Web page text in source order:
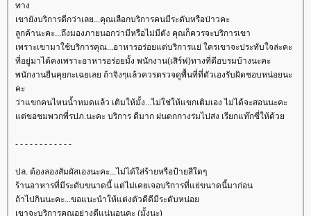
ทาง
เขายังบริการดีกว่าเลย...คุณเลือกบริการคนมีระดับหรือป่าวคะ
ลูกค้านะคะ...ถึงมองภายนอกว่ามีหรือไม่มีตัง คุณก็ควรจะบริการเขา
เพราะเขามาใช้บริการคุณ...อาหารอร่อยแต่บริการแย่ ใครเขาจะประทับใจล่ะคะ
ที่อยู่มาได้คงเพราะอาหารอร่อยมั้ง พนักงาน(เสิร์ฟ)ทางที่ดีอบรมบ้างนะคะ
พนักงานยืนคุยกะเฉยเลย ถ้าจิงๆแล้วควรตรวจดูพื้นที่ที่ตัวเองรับผิดชอบหน่อยนะ
คะ
ว่าแขกคนไหนน้ำหมดแล้ว เติมให้มั้ง...ไม่ใช่ให้แขกเติมเอง ไม่ได้จะสอนนะคะ
แต่ขอชมพวกพี่รปภ.นะคะ บริการ ดีมาก ฝนตกกางร่มไปส่ง เรียกแท๊กซี่ให้ด้วย
- - - - - - - - - - - -
ปล. ต้องลองสัมผัสเองนะคะ...ไม่ได้ใส่ร้ายหรือป้ายสีใดๆ
ร้านอาหารที่มีระดับขนาดนี้ แต่ไม่เคยเจอบริการที่แย่ขนาดนี้มาก่อน
ถ้าไปกินนะคะ...ขอแนะนำให้แต่งตัวดีดีมีระดับหน่อย
เขาจะบริการคุณอย่างดีแน่นอนคะ (มั้งนะ)